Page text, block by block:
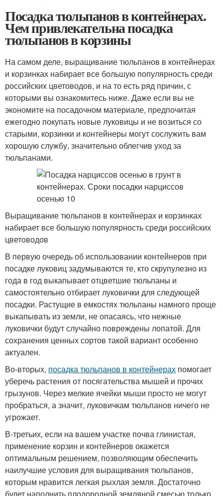
Посадка тюльпанов в контейнерах.
Чем привлекательна посадка
тюльпанов в корзины
На самом деле, выращивание тюльпанов в контейнерах
и корзинках набирает все большую популярность среди
российских цветоводов, и на то есть ряд причин, с
которыми вы ознакомитесь ниже. Даже если вы не
экономите на посадочном материале, предпочитая
ежегодно покупать новые луковицы и не возиться со
старыми, корзинки и контейнеры могут сослужить вам
хорошую службу, значительно облегчив уход за
тюльпанами.
Выращивание тюльпанов в контейнерах и корзинках
набирает все большую популярность среди российских
цветоводов
В первую очередь об использовании контейнеров при
посадке луковиц задумываются те, кто скрупулезно из
года в год выкапывает отцветшие тюльпаны и
самостоятельно отбирает луковички для следующей
посадки. Растущие в емкостях тюльпаны намного проще
выкапывать из земли, не опасаясь, что нежные
луковички будут случайно повреждены лопатой. Для
сохранения ценных сортов такой вариант особенно
актуален.
Во-вторых, посадка тюльпанов в контейнерах помогает
уберечь растения от посягательства мышей и прочих
грызунов. Через мелкие ячейки мыши просто не могут
пробраться, а значит, луковичкам тюльпанов ничего не
угрожает.
В-третьих, если на вашем участке почва глинистая,
применение корзин и контейнеров окажется
оптимальным решением, позволяющим обеспечить
наилучшие условия для выращивания тюльпанов,
которым нравится легкая рыхлая земля. Достаточно